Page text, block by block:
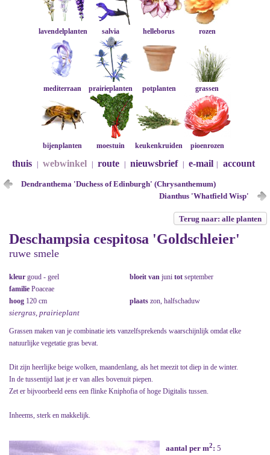
lavendelplanten salvia helleborus rozen
mediterraan prairieplanten potplanten grassen
bijenplanten moestuin keukenkruiden pioenrozen
thuis webwinkel route nieuwsbrief e-mail account
Dendranthema 'Duchess of Edinburgh' (Chrysanthemum)
Dianthus 'Whatfield Wisp'
Terug naar: alle planten
Deschampsia cespitosa 'Goldschleier'
ruwe smele
kleur goud - geel bloeit van juni tot september
familie Poaceae
hoog 120 cm plaats zon, halfschaduw
siergras, prairieplant
Grassen maken van je combinatie iets vanzelfsprekends waarschijnlijk omdat elke
natuurlijke vegetatie gras bevat.
Dit zijn heerlijke beige wolken, maandenlang, als het meezit tot diep in de winter.
In de tussentijd laat je er van alles bovenuit piepen.
Zet er bijvoorbeeld eens een flinke Kniphofia of hoge Digitalis tussen.
Inheems, sterk en makkelijk.
aantal per m2: 5